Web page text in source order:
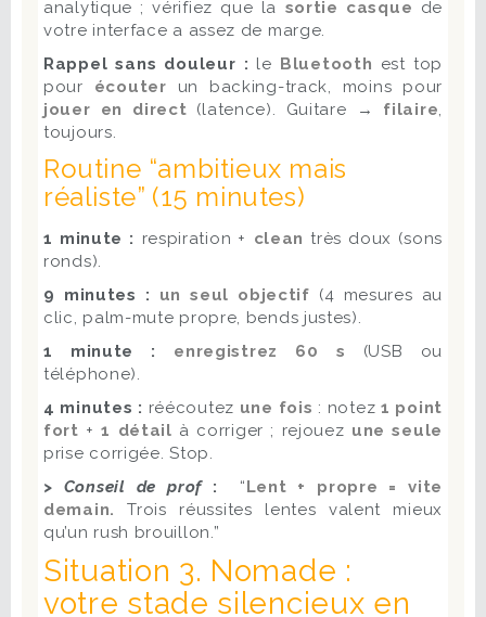
analytique ; vérifiez que la sortie casque de
votre interface a assez de marge.
Rappel sans douleur : le Bluetooth est top
pour écouter un backing-track, moins pour
jouer en direct (latence). Guitare → filaire,
toujours.
Routine “ambitieux mais
réaliste” (15 minutes)
1 minute : respiration + clean très doux (sons
ronds).
9 minutes : un seul objectif (4 mesures au
clic, palm-mute propre, bends justes).
1 minute : enregistrez 60 s (USB ou
téléphone).
4 minutes : réécoutez une fois : notez 1 point
fort +1 détail à corriger ; rejouez une seule
prise corrigée. Stop.
> Conseil de prof : “ Lent + propre = vite
demain.
Trois réussites lentes valent mieux
qu’un rush brouillon.”
Situation 3. Nomade :
votre stade silencieux en